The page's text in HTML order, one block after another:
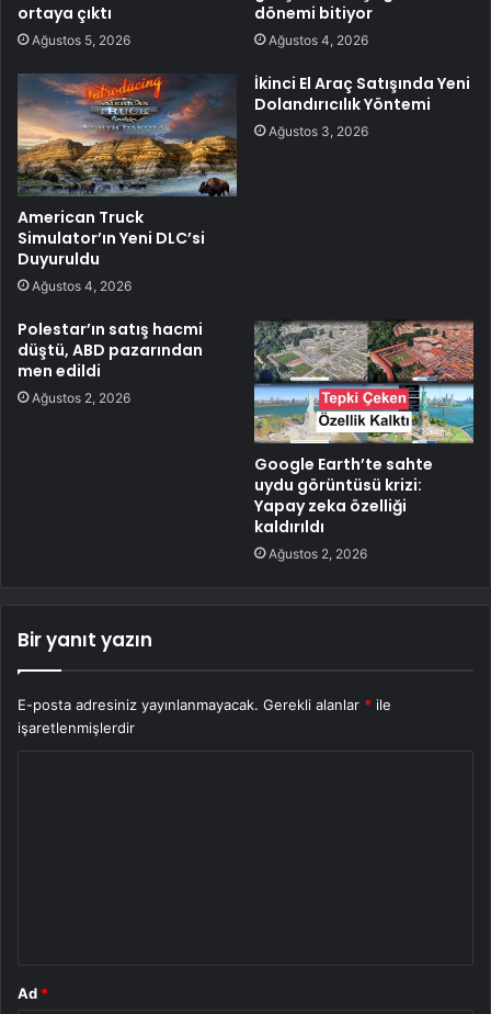
ortaya çıktı
Ağustos 5, 2026
dönemi bitiyor
Ağustos 4, 2026
American Truck
Simulator’ın Yeni DLC’si
Duyuruldu
Ağustos 4, 2026
İkinci El Araç Satışında Yeni
Dolandırıcılık Yöntemi
Ağustos 3, 2026
Polestar’ın satış hacmi
düştü, ABD pazarından
men edildi
Ağustos 2, 2026
Google Earth’te sahte
uydu görüntüsü krizi:
Yapay zeka özelliği
kaldırıldı
Ağustos 2, 2026
Bir yanıt yazın
E-posta adresiniz yayınlanmayacak. Gerekli alanlar * ile
işaretlenmişlerdir
Ad *